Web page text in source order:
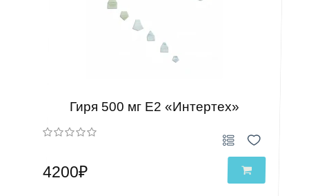
Гиря 500 мг Е2 «Интертех»
4200₽